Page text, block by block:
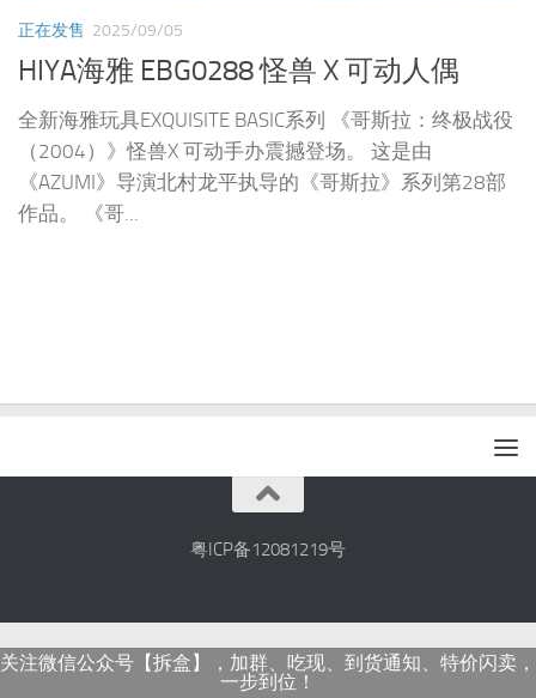
正在发售 2025/09/05
HIYA海雅 EBG0288 怪兽 X 可动人偶
全新海雅玩具EXQUISITE BASIC系列 《哥斯拉：终极战役
（2004）》怪兽X 可动手办震撼登场。 这是由
《AZUMI》导演北村龙平执导的《哥斯拉》系列第28部
作品。 《哥...
粤ICP备12081219号
关注微信公众号【拆盒】，加群、吃现、到货通知、特价闪卖，
一步到位！